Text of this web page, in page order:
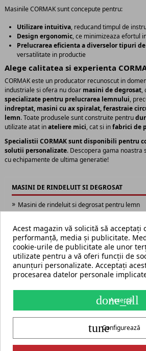
Masinile CORMAK sunt concepute pentru:
Utilizare intuitiva, reducand timpul de
Design ergonomic, ce minimizeaza efortul
Prelucrarea eficienta a diverselor tipuri
versatilitate in productie
Alege calitatea si experienta
CORMAK este un producator recunoscut in
industriale si ofera nu doar masini de degrosat,
specializate pentru prelucrarea lemnului,
indreptat, masini cu ax spiralat, ferastraie
lemn. Toate produsele sunt construite pentru
utilizate atat inateliere mici, cat si infabrici de
Specialistii CORMAK sunt disponibili pentru
solutii personalizate. Descopera gama noastra
cu echipamente de ultima generatie!
MASINI DE RINDELUIT SI DEGROSAT
Masini de rindeluit si degrosat pentru lemn
Masini de rindeluit si degrosat cu ax spiralat
Masini de degrosat
Optionale pentru masini de rindeluit si
Termeni și condiții Harta
S.C. ECHIPAMENTE
str. Grigore Ghica Voda nr. 3, Iași, cod postal
contact@cormak.ro
+40
Acest magazin vă solicită să acceptați
performanță, media și publicitate.
cookie-urile de publicitate ale unor
utilizate pentru a vă oferi funcții de
anunțuri personalizate. Acceptați
procesarea datelor personale
done_all
Acceptă
tuneConfigurează